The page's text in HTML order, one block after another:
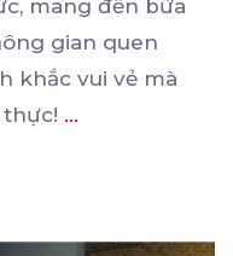
mang đến bữa
gian quen
khắc vui vẻ mà
...